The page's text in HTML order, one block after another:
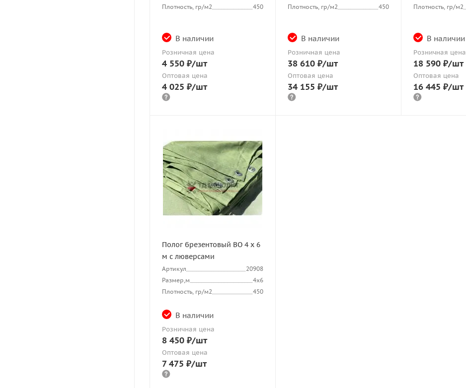
Плотность, гр/м2
450
В наличии
Розничная цена
4 550 ₽/шт
Оптовая цена
4 025 ₽/шт
Плотность, гр/м2
450
В наличии
Розничная цена
38 610 ₽/шт
Оптовая цена
34 155 ₽/шт
Плотность, гр/м2
В наличии
Розничная цена
18 590 ₽/шт
Оптовая цена
16 445 ₽/шт
Полог брезентовый ВО 4 х 6
м с люверсами
Артикул
20908
Размер,м
4х6
Плотность, гр/м2
450
В наличии
Розничная цена
8 450 ₽/шт
Оптовая цена
7 475 ₽/шт